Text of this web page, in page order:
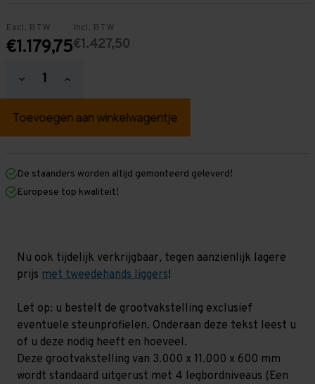
Excl. BTW
€1.179,75
Incl. BTW
€1.427,50
Hoeveelheid
verlagen
Grootvakstelling
mm
mm
x
600
niveaus
Hoeveelheid
verhogen
Grootvakstelling
mm
mm
600
niveaus
De staanders worden altijd gemonteerd geleverd!
Europese top kwaliteit!
Nu ook tijdelijk verkrijgbaar, tegen aanzienlijk lagere
prijs met tweedehands liggers!
Let op: u bestelt de grootvakstelling exclusief
eventuele steunprofielen. Onderaan deze tekst leest u
of u deze nodig heeft en hoeveel.
Deze grootvakstelling van 3.000 x 11.000 x 600 mm
wordt standaard uitgerust met 4 legbordniveaus (Een